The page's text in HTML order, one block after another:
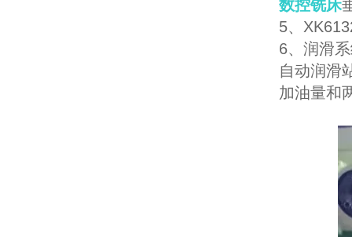
数控铣床
5、
6、润滑
自动润滑
加油量和